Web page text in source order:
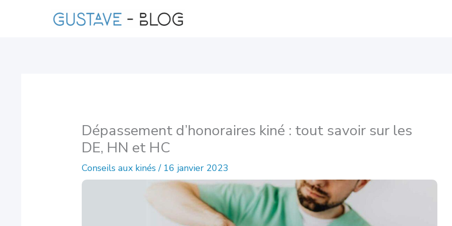
Dépassement d’honoraires kiné : tout savoir sur les
DE, HN et HC
Conseils aux kinés / 16 janvier 2023